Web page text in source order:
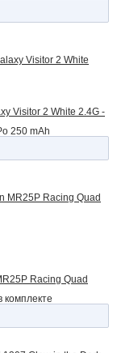
Visitor 2 White 2.4G -
250 mAh
Racing Quad
комплекте